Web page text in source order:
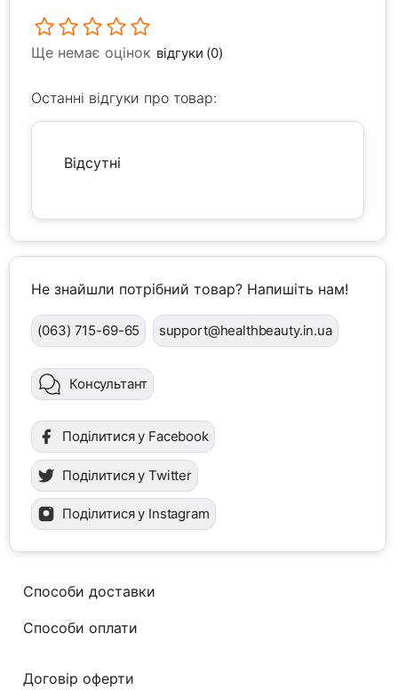
Ще немає оцінок відгуки (0)
Останні відгуки про товар:
Відсутні
Не знайшли потрібний товар? Напишіть нам!
(063) 715-69-65 support@healthbeauty.in.ua
Консультант
Поділитися у Facebook
Поділитися у Twitter
Поділитися у Instagram
Способи доставки
Способи оплати
Договір оферти